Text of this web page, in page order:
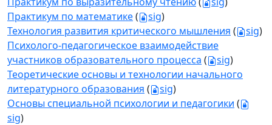
Практикум по математике( sig)
Технология развития критического мышления ( sig)
Психолого-педагогическое взаимодействие
участников образовательного процесса ( sig)
Теоретические основы и технологии начального
литературного образования ( sig)
Основы специальной психологии и педагогики (
sig)